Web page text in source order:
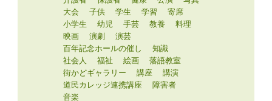
大会
子供 学生 学習
寄席
小学生
幼児 手芸 教養
料理
映画
演劇
演芸
百年記念ホールの催し
知識
社会人
福祉 絵画
落語教室
街かどギャラリー
講座
講演
道民カレッジ連携講座
障害者
音楽